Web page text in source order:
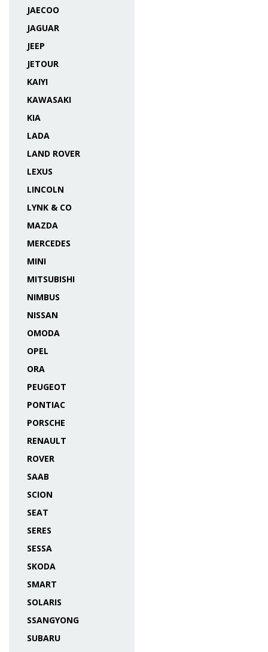
JAECOO
JAGUAR
JEEP
JETOUR
KAIYI
KAWASAKI
KIA
LADA
LAND ROVER
LEXUS
LINCOLN
LYNK & CO
MAZDA
MERCEDES
MINI
MITSUBISHI
NIMBUS
NISSAN
OMODA
OPEL
ORA
PEUGEOT
PONTIAC
PORSCHE
RENAULT
ROVER
SAAB
SCION
SEAT
SERES
SESSA
SKODA
SMART
SOLARIS
SSANGYONG
SUBARU